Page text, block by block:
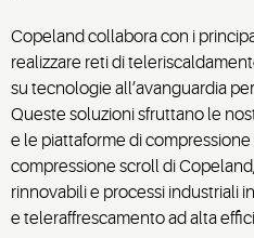
Copeland collabora con i
realizzare reti di
su tecnologie all’avanguardia
Queste soluzioni sfruttano le
e le piattaforme di
compressione scroll di
rinnovabili e processi industriali
e teleraffrescamento ad alta